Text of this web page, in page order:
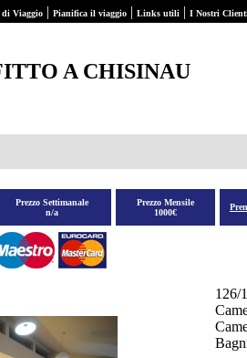
Viaggio | Pianifica il viaggio | Links utili | I Nostri
A CHISINAU
Prezzo Settimanale
n/a
Prezzo Mensile
1000€
126/